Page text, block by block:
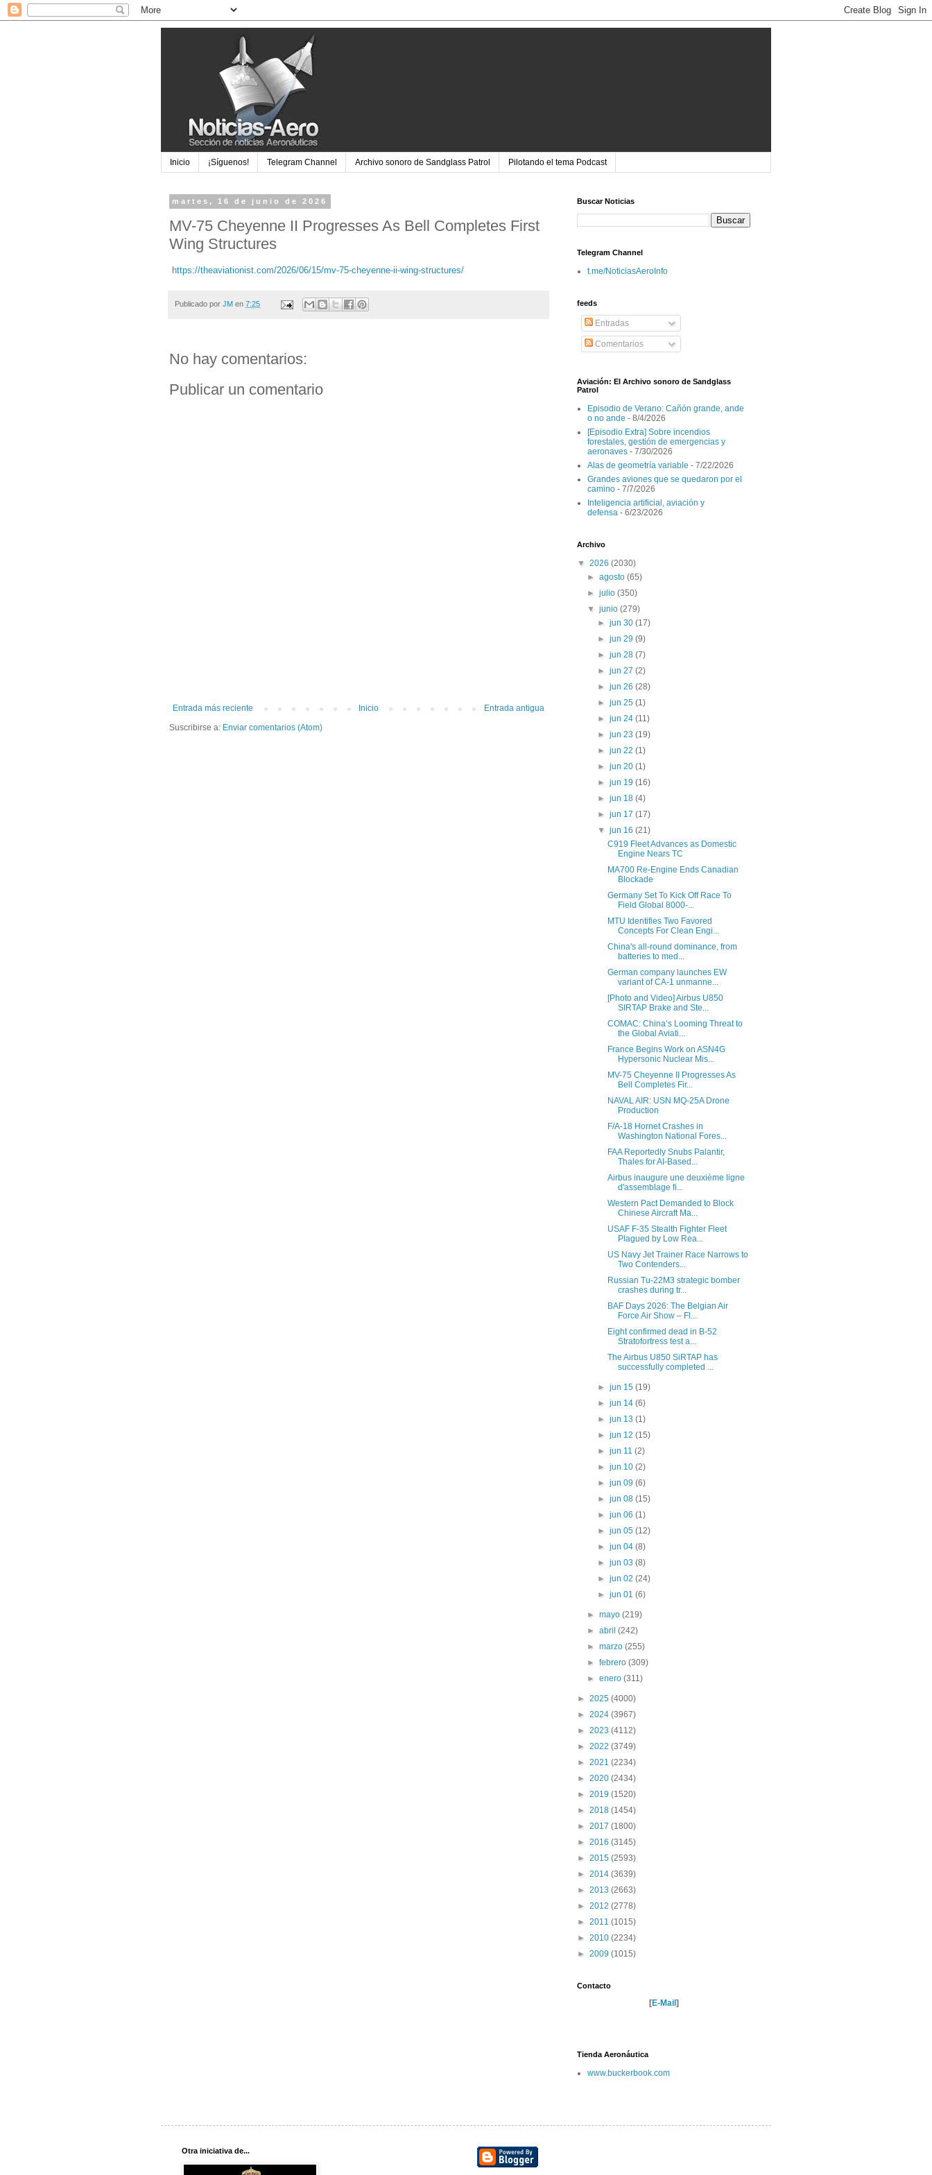
Inicio ¡Síguenos! Telegram Channel Archivo sonoro de Sandglass Patrol Pilotando el tema Podcast
martes, 16 de junio de 2026
MV-75 Cheyenne II Progresses As Bell Completes First
Wing Structures
https://theaviationist.com/2026/06/15/mv-75-cheyenne-ii-wing-structures/
Publicado por JM en 7:25
No hay comentarios:
Publicar un comentario
Entrada más reciente Entrada antigua
Inicio
Suscribirse a: Enviar comentarios (Atom)
Buscar Noticias
Telegram Channel
t.me/NoticiasAeroInfo
feeds
Entradas
Comentarios
Aviación: El Archivo sonoro de Sandglass
Patrol
Episodio de Verano: Cañón grande, ande
o no ande - 8/4/2026
[Episodio Extra] Sobre incendios
forestales, gestión de emergencias y
aeronaves - 7/30/2026
Alas de geometría variable - 7/22/2026
Grandes aviones que se quedaron por el
camino - 7/7/2026
Inteligencia artificial, aviación y
defensa - 6/23/2026
Archivo
▼ 2026 (2030)
►agosto(65)
►julio(350)
▼junio(279)
► jun 30 (17)
► jun 29 (9)
► jun 28 (7)
► jun 27 (2)
► jun 26 (28)
► jun 25 (1)
► jun 24 (11)
► jun 23 (19)
► jun 22 (1)
► jun 20 (1)
► jun 19 (16)
► jun 18 (4)
► jun 17 (17)
▼ jun 16 (21)
C919 Fleet Advances as Domestic
Engine Nears TC
MA700 Re-Engine Ends Canadian
Blockade
Germany Set To Kick Off Race To
Field Global 8000-...
MTU Identifies Two Favored
Concepts For Clean Engi...
China's all-round dominance, from
batteries to med...
German company launches EW
variant of CA-1 unmanne...
[Photo and Video] Airbus U850
SIRTAP Brake and Ste...
COMAC: China’s Looming Threat to
the Global Aviati...
France Begins Work on ASN4G
Hypersonic Nuclear Mis...
MV-75 Cheyenne II Progresses As
Bell Completes Fir...
NAVAL AIR: USN MQ-25A Drone
Production
F/A-18 Hornet Crashes in
Washington National Fores...
FAA Reportedly Snubs Palantir,
Thales for AI-Based...
Airbus inaugure une deuxième ligne
d'assemblage fi...
Western Pact Demanded to Block
Chinese Aircraft Ma...
USAF F-35 Stealth Fighter Fleet
Plagued by Low Rea...
US Navy Jet Trainer Race Narrows to
Two Contenders...
Russian Tu-22M3 strategic bomber
crashes during tr...
BAF Days 2026: The Belgian Air
Force Air Show – Fl...
Eight confirmed dead in B-52
Stratofortress test a...
The Airbus U850 SiRTAP has
successfully completed ...
► jun 15 (19)
► jun 14 (6)
► jun 13 (1)
► jun 12 (15)
► jun 11 (2)
► jun 10 (2)
► jun 09 (6)
► jun 08 (15)
► jun 06 (1)
► jun 05 (12)
► jun 04 (8)
► jun 03 (8)
► jun 02 (24)
► jun 01 (6)
►mayo(219)
►abril(242)
►marzo(255)
►febrero(309)
►enero(311)
► 2025 (4000)
► 2024 (3967)
► 2023 (4112)
► 2022 (3749)
► 2021 (2234)
► 2020 (2434)
► 2019 (1520)
► 2018 (1454)
► 2017 (1800)
► 2016 (3145)
► 2015 (2593)
► 2014 (3639)
► 2013 (2663)
► 2012 (2778)
► 2011 (1015)
► 2010 (2234)
► 2009 (1015)
Contacto
[E-Mail ]
Tienda Aeronáutica
www.buckerbook.com
Otra iniciativa de...